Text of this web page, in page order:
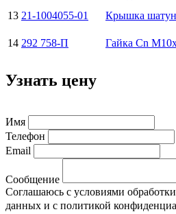
13 21-1004055-01 Крышка
14 292 758-П Гайка Cn
Узнать цену
Имя
Телефон
Email
Сообщение
Соглашаюсь с условиями
данных и с политикой